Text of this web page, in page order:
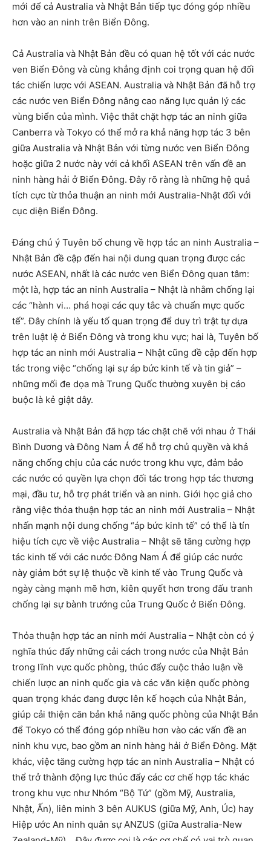
mới để cả Australia và Nhật Bản tiếp tục đóng góp nhiều
hơn vào an ninh trên Biển Đông.
Cả Australia và Nhật Bản đều có quan hệ tốt với các nước
ven Biển Đông và cùng khẳng định coi trọng quan hệ đối
tác chiến lược với ASEAN. Australia và Nhật Bản đã hỗ trợ
các nước ven Biển Đông nâng cao năng lực quản lý các
vùng biển của mình. Việc thắt chặt hợp tác an ninh giữa
Canberra và Tokyo có thể mở ra khả năng hợp tác 3 bên
giữa Australia và Nhật Bản với từng nước ven Biển Đông
hoặc giữa 2 nước này với cả khối ASEAN trên vấn đề an
ninh hàng hải ở Biển Đông. Đây rõ ràng là những hệ quả
tích cực từ thỏa thuận an ninh mới Australia-Nhật đối với
cục diện Biển Đông.
Đáng chú ý Tuyên bố chung về hợp tác an ninh Australia –
Nhật Bản đề cập đến hai nội dung quan trọng được các
nước ASEAN, nhất là các nước ven Biển Đông quan tâm:
một là, hợp tác an ninh Australia – Nhật là nhằm chống lại
các “hành vi… phá hoại các quy tắc và chuẩn mực quốc
tế”. Đây chính là yếu tố quan trọng để duy trì trật tự dựa
trên luật lệ ở Biển Đông và trong khu vực; hai là, Tuyên bố
hợp tác an ninh mới Australia – Nhật cũng đề cập đến hợp
tác trong việc “chống lại sự áp bức kinh tế và tin giả” –
những mối đe dọa mà Trung Quốc thường xuyên bị cáo
buộc là kẻ giật dây.
Australia và Nhật Bản đã hợp tác chặt chẽ với nhau ở Thái
Bình Dương và Đông Nam Á để hỗ trợ chủ quyền và khả
năng chống chịu của các nước trong khu vực, đảm bảo
các nước có quyền lựa chọn đối tác trong hợp tác thương
mại, đầu tư, hỗ trợ phát triển và an ninh. Giới học giả cho
rằng việc thỏa thuận hợp tác an ninh mới Australia – Nhật
nhấn mạnh nội dung chống “áp bức kinh tế” có thể là tín
hiệu tích cực về việc Australia – Nhật sẽ tăng cường hợp
tác kinh tế với các nước Đông Nam Á để giúp các nước
này giảm bớt sự lệ thuộc về kinh tế vào Trung Quốc và
ngày càng mạnh mẽ hơn, kiên quyết hơn trong đấu tranh
chống lại sự bành trướng của Trung Quốc ở Biển Đông.
Thỏa thuận hợp tác an ninh mới Australia – Nhật còn có ý
nghĩa thúc đẩy những cải cách trong nước của Nhật Bản
trong lĩnh vực quốc phòng, thúc đẩy cuộc thảo luận về
chiến lược an ninh quốc gia và các văn kiện quốc phòng
quan trọng khác đang được lên kế hoạch của Nhật Bản,
giúp cải thiện căn bản khả năng quốc phòng của Nhật Bản
để Tokyo có thể đóng góp nhiều hơn vào các vấn đề an
ninh khu vực, bao gồm an ninh hàng hải ở Biển Đông. Mặt
khác, việc tăng cường hợp tác an ninh Australia – Nhật có
thể trở thành động lực thúc đẩy các cơ chế hợp tác khác
trong khu vực như Nhóm “Bộ Tứ” (gồm Mỹ, Australia,
Nhật, Ấn), liên minh 3 bên AUKUS (giữa Mỹ, Anh, Úc) hay
Hiệp ước An ninh quân sự ANZUS (giữa Australia-New